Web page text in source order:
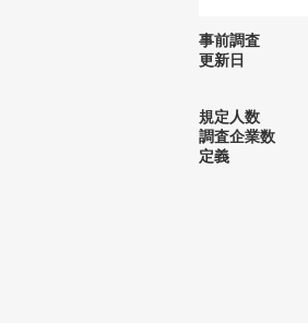
事前調査
更新日
規定人数
調査企業数
定義